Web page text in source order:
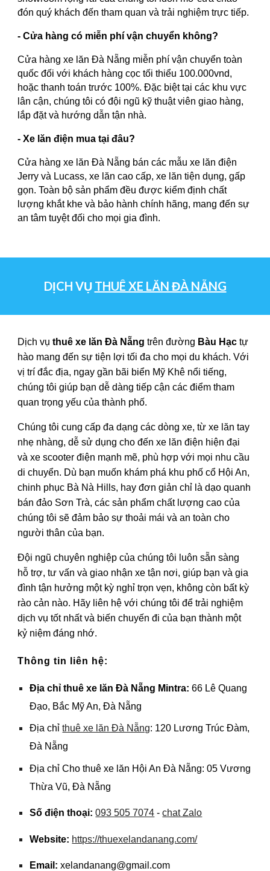
đón quý khách đến tham quan và trải nghiệm trực tiếp.
- Cửa hàng có miễn phí vận chuyển không?
Cửa hàng xe lăn Đà Nẵng miễn phí vận chuyển toàn
quốc đối với khách hàng cọc tối thiểu 100.000vnd,
hoặc thanh toán trước 100%. Đặc biệt tại các khu vực
lân cận, chúng tôi có đội ngũ kỹ thuật viên giao hàng,
lắp đặt và hướng dẫn tận nhà.
- Xe lăn điện mua tại đâu?
Cửa hàng xe lăn Đà Nẵng bán các mẫu xe lăn điện
Jerry và Lucass, xe lăn cao cấp, xe lăn tiện dụng, gấp
gọn. Toàn bộ sản phẩm đều được kiểm định chất
lượng khắt khe và bảo hành chính hãng, mang đến sự
an tâm tuyệt đối cho mọi gia đình.
DỊCH VỤ THUÊ XE LĂN ĐÀ NẴNG
Dịch vụthuê xe lăn Đà Nẵng trên đường Bàu Hạc tự
hào mang đến sự tiện lợi tối đa cho mọi du khách. Với
vị trí đắc địa, ngay gần bãi biển Mỹ Khê nổi tiếng,
chúng tôi giúp bạn dễ dàng tiếp cận các điểm tham
quan trọng yếu của thành phố.
Chúng tôi cung cấp đa dạng các dòng xe, từ xe lăn tay
nhẹ nhàng, dễ sử dụng cho đến xe lăn điện hiện đại
và xe scooter điện mạnh mẽ, phù hợp với mọi nhu cầu
di chuyển. Dù bạn muốn khám phá khu phố cổ Hội An,
chinh phục Bà Nà Hills, hay đơn giản chỉ là dạo quanh
bán đảo Sơn Trà, các sản phẩm chất lượng cao của
chúng tôi sẽ đảm bảo sự thoải mái và an toàn cho
người thân của bạn.
Đội ngũ chuyên nghiệp của chúng tôi luôn sẵn sàng
hỗ trợ, tư vấn và giao nhận xe tận nơi, giúp bạn và gia
đình tận hưởng một kỳ nghỉ trọn vẹn, không còn bất kỳ
rào cản nào. Hãy liên hệ với chúng tôi để trải nghiệm
dịch vụ tốt nhất và biến chuyến đi của bạn thành một
kỷ niệm đáng nhớ.
Thông tin liên hệ:
Địa chỉthuê xe lăn Đà Nẵng Mintra: 66 Lê Quang
Đạo, Bắc Mỹ An, Đà Nẵng
Địa chỉthuê xe lăn Đà Nẵng: 120 Lương Trúc Đàm,
Đà Nẵng
Địa chỉ Cho thuê xe lăn Hội An Đà Nẵng: 05 Vương
Thừa Vũ, Đà Nẵng
Số điện thoại: 093 505 7074 -chat Zalo
Website: https://thuexelandanang.com/
Email: xelandanang@gmail.com